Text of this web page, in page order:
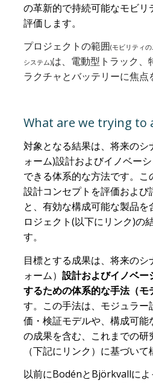
の革新的で持続可能なモビリ
評価します。
プロジェクトの範囲(モビリティ
システム)は、電動型トラック、
ラクチャとバッテリーに焦点
What are we trying to
対象となる結果は、将来のシ
ォーム)設計およびイノベー
できる体系的な方法です。
設計コンセプトを評価およ
と、有効な構成可能な製品
ロジェクト(以下にリンク)の
す。
目標とする成果は、将来の
ォーム） 設計およびイノベー
するための体系的な手法（モ
す。この手法は、モジュラー
価・検証モデルや、構成可能
の成果を含む、これまでの研
（下記にリンク）に基づいて
以前にBodénとBjörkvallに